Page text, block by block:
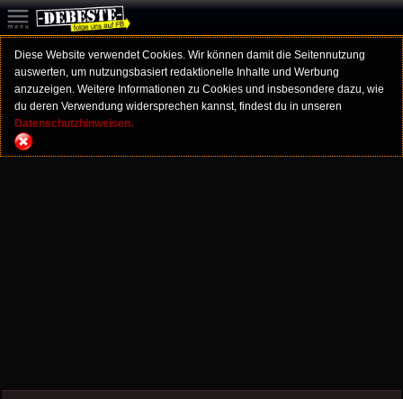
Diese Website verwendet Cookies. Wir können damit die Seitennutzung
auswerten, um nutzungsbasiert redaktionelle Inhalte und Werbung
anzuzeigen. Weitere Informationen zu Cookies und insbesondere dazu, wie
du deren Verwendung widersprechen kannst, findest du in unseren
Datenschutzhinweisen.